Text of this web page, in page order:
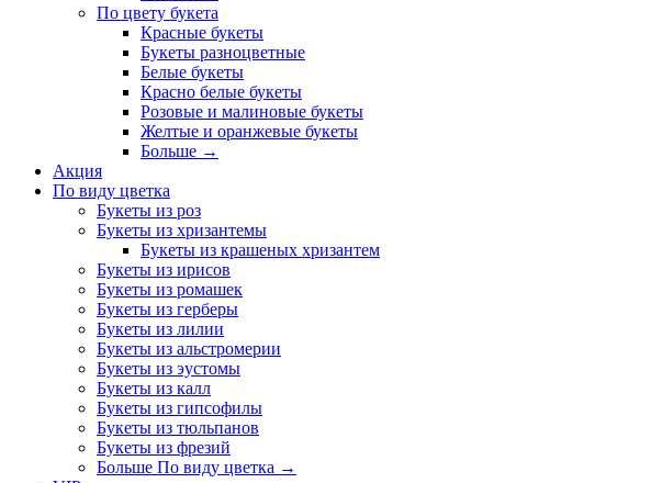
По цвету букета
Красные букеты
Букеты разноцветные
Белые букеты
Красно белые букеты
Розовые и малиновые букеты
Желтые и оранжевые букеты
Больше →
Акция
По виду цветка
Букеты из роз
Букеты из хризантемы
Букеты из крашеных хризантем
Букеты из ирисов
Букеты из ромашек
Букеты из герберы
Букеты из лилии
Букеты из альстромерии
Букеты из эустомы
Букеты из калл
Букеты из гипсофилы
Букеты из тюльпанов
Букеты из фрезий
Больше По виду цветка →